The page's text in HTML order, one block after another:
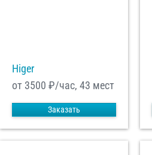
Higer
от 3500 ₽/час, 43 мест
Заказать